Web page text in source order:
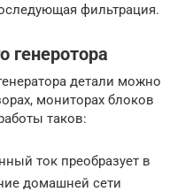
фильтрация.
генеротора
детали можно
мониторах блоков
таков:
ток преобразует в
домашней сети